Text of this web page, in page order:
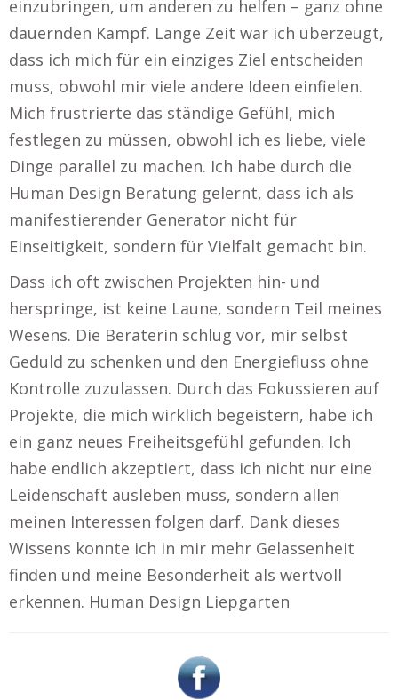
einzubringen, um anderen zu helfen – ganz ohne
dauernden Kampf. Lange Zeit war ich überzeugt,
dass ich mich für ein einziges Ziel entscheiden
muss, obwohl mir viele andere Ideen einfielen.
Mich frustrierte das ständige Gefühl, mich
festlegen zu müssen, obwohl ich es liebe, viele
Dinge parallel zu machen. Ich habe durch die
Human Design Beratung gelernt, dass ich als
manifestierender Generator nicht für
Einseitigkeit, sondern für Vielfalt gemacht bin.
Dass ich oft zwischen Projekten hin- und
herspringe, ist keine Laune, sondern Teil meines
Wesens. Die Beraterin schlug vor, mir selbst
Geduld zu schenken und den Energiefluss ohne
Kontrolle zuzulassen. Durch das Fokussieren auf
Projekte, die mich wirklich begeistern, habe ich
ein ganz neues Freiheitsgefühl gefunden. Ich
habe endlich akzeptiert, dass ich nicht nur eine
Leidenschaft ausleben muss, sondern allen
meinen Interessen folgen darf. Dank dieses
Wissens konnte ich in mir mehr Gelassenheit
finden und meine Besonderheit als wertvoll
erkennen. Human Design Liepgarten